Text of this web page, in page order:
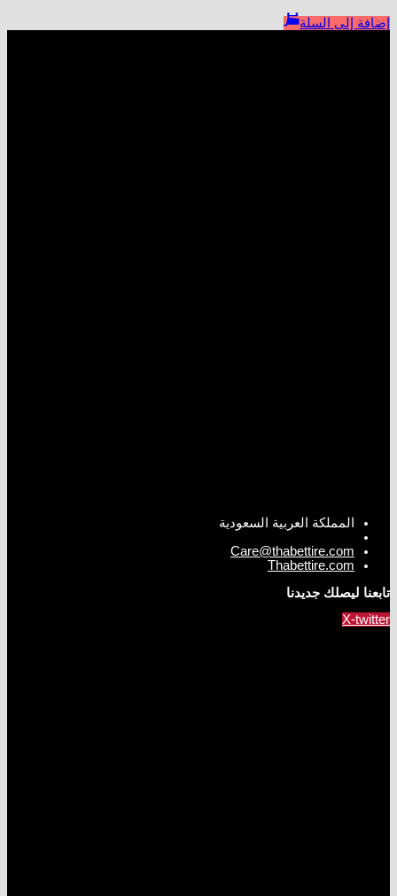
إضافة إلى السلة
المملكة العربية السعودية
Care@thabettire.com
Thabettire.com
تابعنا ليصلك جديدنا
X-twitter